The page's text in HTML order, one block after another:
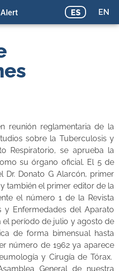
ES EN
reunión reglamentaria de la
sobre la Tuberculosis y
Respiratorio, se aprueba la
su órgano oficial. El 5 de
Donato G Alarcón, primer
también el primer editor de la
el número 1 de la Revista
y Enfermedades del Aparato
el período de julio y agosto de
de forma bimensual hasta
número de 1962 ya aparece
y Cirugía de Tórax.
General de nuestra